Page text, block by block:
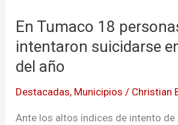
En Tumaco 18
intentaron suicidarse
del año
Destacadas, Municipios / Christian
Ante los altos índices de intento
18
personas
intentaron
en